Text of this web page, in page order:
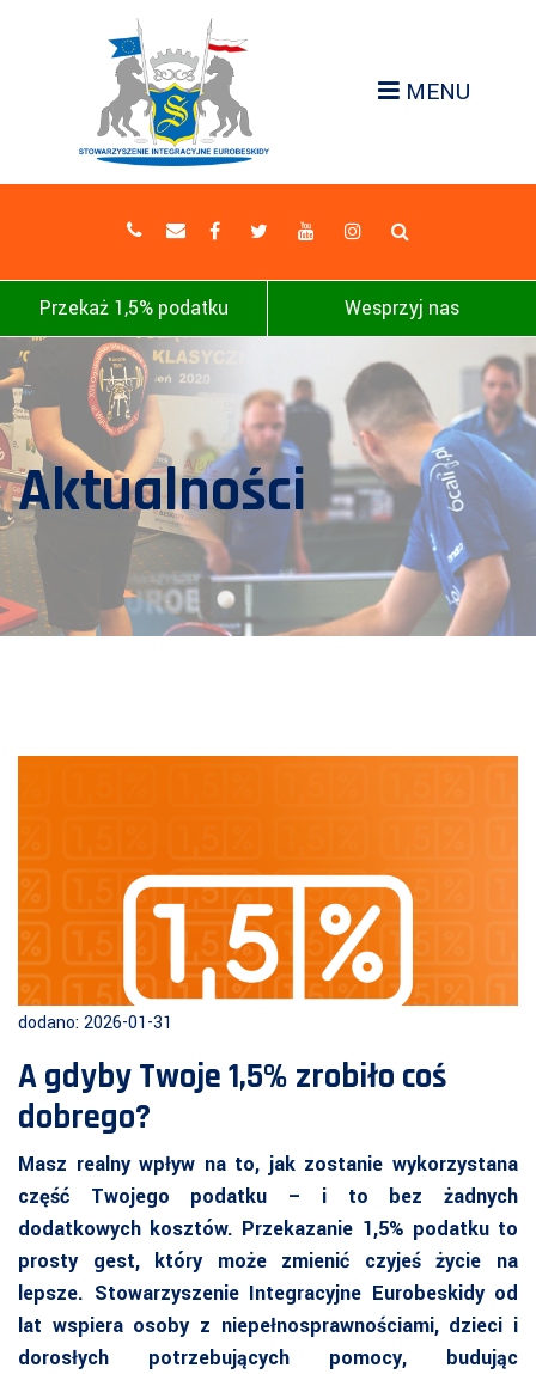
MENU
Przekaż 1,5% podatku Wesprzyj nas
Aktualności
dodano: 2026-01-31
A gdyby Twoje 1,5% zrobiło coś
dobrego?
Masz realny wpływ na to, jak zostanie wykorzystana
część Twojego podatku – i to bez żadnych
dodatkowych kosztów. Przekazanie 1,5% podatku to
prosty gest, który może zmienić czyjeś życie na
lepsze. Stowarzyszenie Integracyjne Eurobeskidy od
lat wspiera osoby z niepełnosprawnościami, dzieci i
dorosłych potrzebujących pomocy, budując